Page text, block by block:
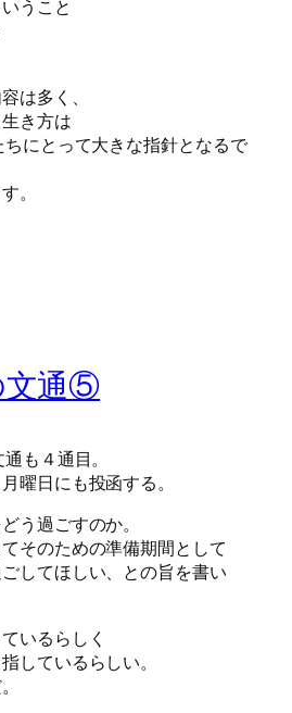
うこと
は多く、
き方は
にとって大きな指針となるで
。
文通⑤
も４通目。
曜日にも投函する。
う過ごすのか。
そのための準備期間として
してほしい、との旨を書い
いるらしく
しているらしい。